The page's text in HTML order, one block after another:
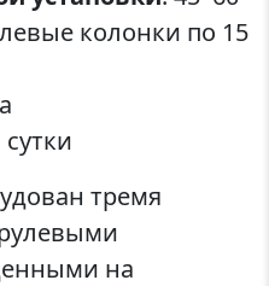
колонки по 15
сутки
тремя
на